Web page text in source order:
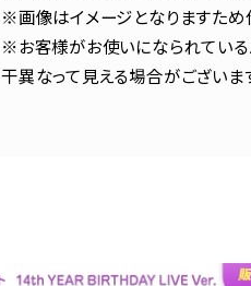
※画像はイメージとなりますため
※お客様がお使いになられている
干異なって見える場合がございま